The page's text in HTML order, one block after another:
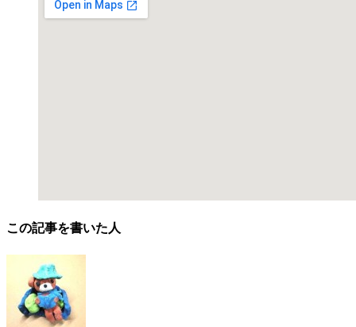
この記事を書いた人